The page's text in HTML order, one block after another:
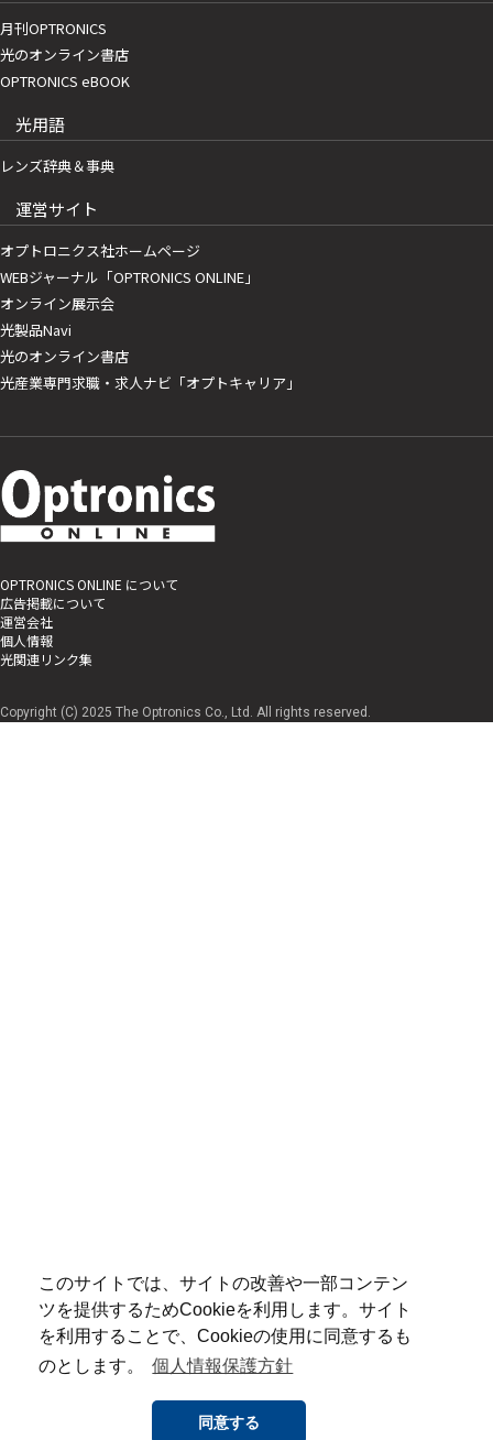
このサイトでは、サイトの改善や一部コンテン
ツを提供するためCookieを利用します。サイト
を利用することで、Cookieの使用に同意するも
のとします。
個人情報保護方針
同意する
月刊OPTRONICS
光のオンライン書店
OPTRONICS eBOOK
光用語
レンズ辞典＆事典
運営サイト
オプトロニクス社ホームページ
WEBジャーナル「OPTRONICS ONLINE」
オンライン展示会
光製品Navi
光のオンライン書店
光産業専門求職・求人ナビ「オプトキャリア」
OPTRONICS ONLINE について
広告掲載について
運営会社
個人情報
光関連リンク集
Copyright (C) 2025 The Optronics Co., Ltd. All rights reserved.